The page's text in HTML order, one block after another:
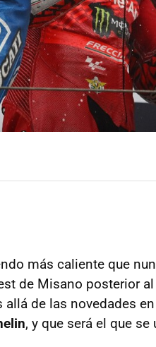
más caliente que
de Misano posterior
de las novedades
, y que será el que